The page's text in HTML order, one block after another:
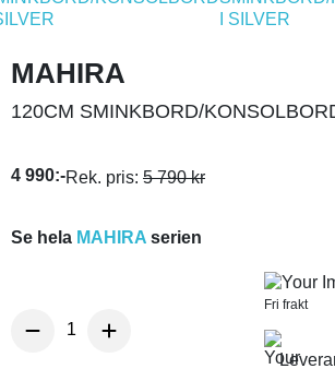
MAHIRA
120CM SMINKBORD/
4 990:-Rek. pris: 5 790 kr
Se hela MAHIRA serien
Fri frakt